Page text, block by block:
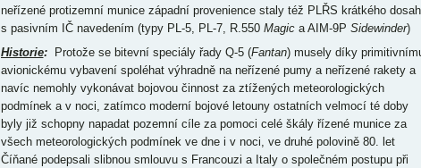
neřízené protizemní munice západní provenience staly též PLŘS krátkého
s pasivním IČ navedením (typy PL-5, PL-7, R.550 Magica AIM-9P Sidewinder)
Historie:Protože se bitevní speciály řady Q-5 (Fantan) musely díky
avionickému vybavení spoléhat výhradně na neřízené pumy a neřízené rakety a
navíc nemohly vykonávat bojovou činnost za ztížených meteorologických
podmínek a v noci, zatímco moderní bojové letouny ostatních velmocí té doby
byly již schopny napadat pozemní cíle za pomoci celé škály řízené munice za
všech meteorologických podmínek ve dne i v noci, ve druhé polovině 80. let
Číňané podepsali slibnou smlouvu s Francouzi a Italy o společném postupu při